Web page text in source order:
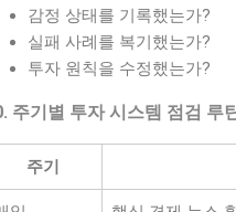
감정 상태를 기록했는가?
실패 사례를 복기했는가?
투자 원칙을 수정했는가?
주기별 투자 시스템 점검 루
주기